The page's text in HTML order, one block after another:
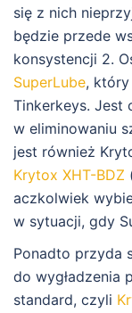
się z nich
będzie przede
konsystencji 2.
SuperLube,
Tinkerkeys. Jest
w eliminowaniu
jest również
Krytox XHT-BDZ
aczkolwiek
w sytuacji, gdy
Ponadto przyda
do wygładzenia
standard, czyli